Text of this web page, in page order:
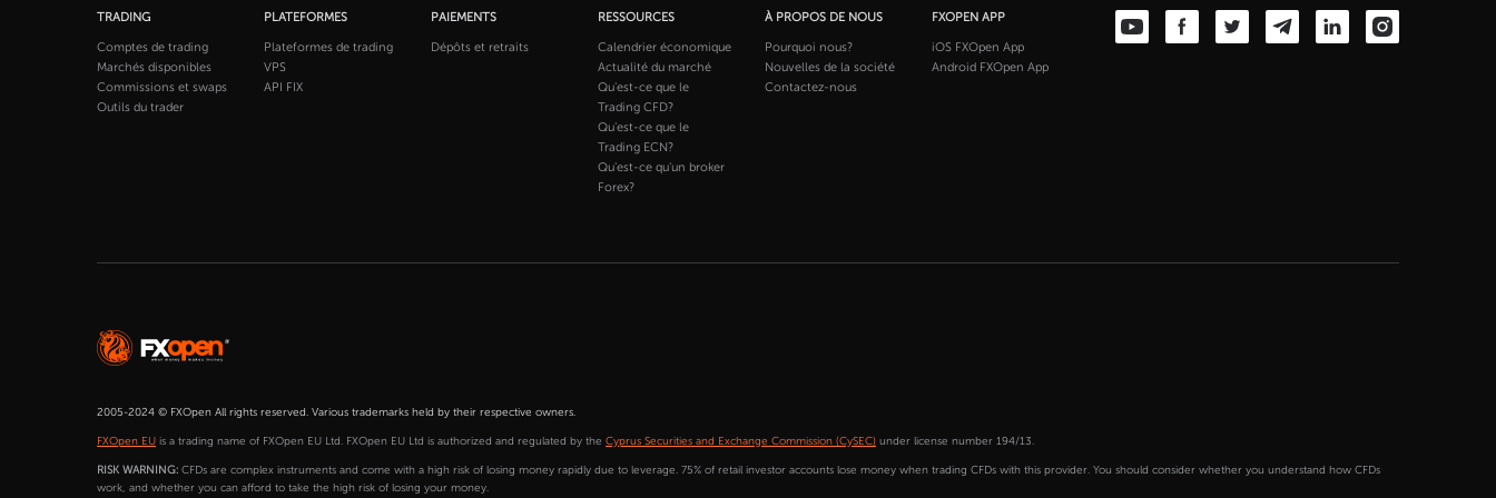
TRADING
Comptes de trading
Marchés disponibles
Commissions et swaps
Outils du trader
PLATEFORMES
Plateformes de trading
VPS
API FIX
PAIEMENTS
Dépôts et retraits
RESSOURCES
Calendrier économique
Actualité du marché
Qu'est-ce que le
Trading CFD?
Qu'est-ce que le
Trading ECN?
Qu'est-ce qu'un broker
Forex?
À PROPOS DE NOUS
Pourquoi nous?
Nouvelles de la société
Contactez-nous
FXOPEN APP
iOS FXOpen App
Android FXOpen App
2005-2024 © FXOpen All rights reserved. Various trademarks held by their respective owners.
FXOpen EU is a trading name of FXOpen EU Ltd. FXOpen EU Ltd is authorized and regulated by the Cyprus Securities and Exchange Commission (CySEC) under license number 194/13.
RISK WARNING: CFDs are complex instruments and come with a high risk of losing money rapidly due to leverage. 75% of retail investor accounts lose money when trading CFDs with this provider. You should consider whether you understand how CFDs
work, and whether you can afford to take the high risk of losing your money.